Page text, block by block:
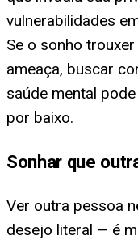
vulnerabilidades
Se o sonho
ameaça, buscar
saúde mental
por baixo.
Sonhar que
Ver outra pessoa
desejo literal — é